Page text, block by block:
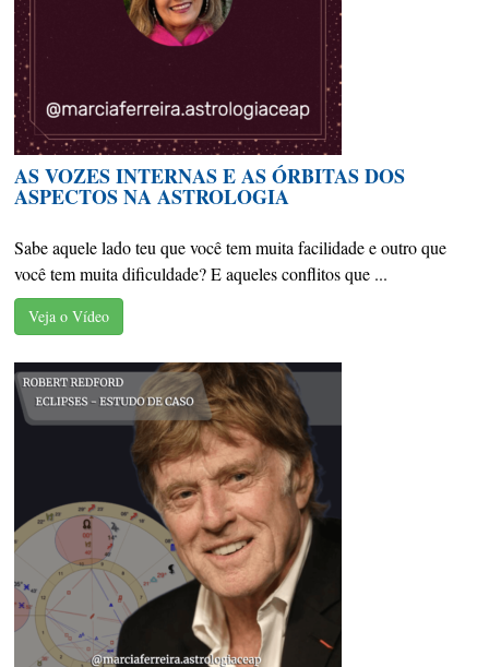
AS VOZES INTERNAS E AS ÓRBITAS DOS
ASPECTOS NA ASTROLOGIA
Sabe aquele lado teu que você tem muita facilidade e outro que
você tem muita dificuldade? E aqueles conflitos que ...
Veja o Vídeo